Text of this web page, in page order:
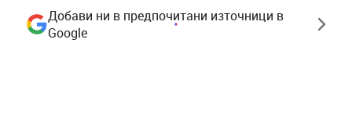
Добави ни в предпочитани източници в
Google